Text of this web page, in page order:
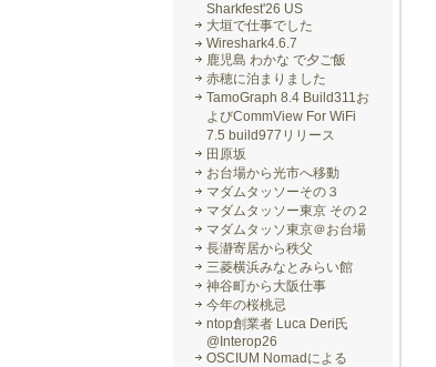
Sharkfest'26 US
大垣で仕事でした
Wireshark4.6.7
鹿児島 わかな で夕ご飯
赤穂に泊まりました
TamoGraph 8.4 Build311お
よびCommView For WiFi
7.5 build977リリース
田原坂
お台場から光市へ移動
マダムタッソーその３
マダムタッソー東京 その２
マダムタッソ東京＠お台場
長瀞寄居から秩父
三菱横浜みなとみらい館
神谷町から大阪仕事
今年の桜桃忌
ntop創業者 Luca Deri氏
@Interop26
OSCIUM Nomadによる